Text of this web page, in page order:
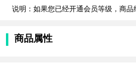
说明：如果您已经开通会员等级，商品
商品属性